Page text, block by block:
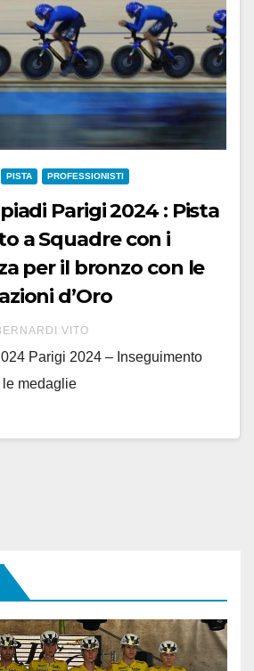
PISTA PROFESSIONISTI
Parigi 2024 : Pista
a Squadre con i
per il bronzo con le
d’Oro
VITO
Parigi 2024 – Inseguimento
le medaglie